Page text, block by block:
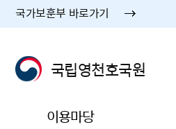
국가보훈부 바로가기
국립영천호국원
이용마당